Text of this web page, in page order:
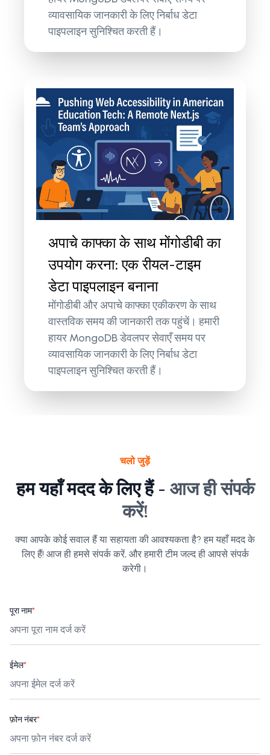
व्यावसायिक जानकारी के लिए निर्बाध डेटा
पाइपलाइन सुनिश्चित करती हैं।
अपाचे काफ्का के साथ मोंगोडीबी का
उपयोग करना: एक रीयल-टाइम
डेटा पाइपलाइन बनाना
मोंगोडीबी और अपाचे काफ्का एकीकरण के साथ
वास्तविक समय की जानकारी तक पहुंचें। हमारी
हायर MongoDB डेवलपर सेवाएँ समय पर
व्यावसायिक जानकारी के लिए निर्बाध डेटा
पाइपलाइन सुनिश्चित करती हैं।
चलो जुड़ें
हम यहाँ मदद के लिए हैं - आज ही संपर्क
करें!
क्या आपके कोई सवाल हैं या सहायता की आवश्यकता है? हम यहाँ मदद के
लिए हैं! आज ही हमसे संपर्क करें, और हमारी टीम जल्द ही आपसे संपर्क
करेगी।
पूरा नाम*
ईमेल*
फ़ोन नंबर*